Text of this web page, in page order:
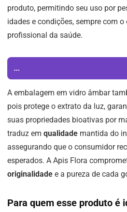
produto, permitindo seu uso por
idades e condições, sempre com
profissional da saúde.
...
A embalagem em vidro âmbar
pois protege o extrato da luz,
suas propriedades bioativas por
traduz em qualidade mantida do
assegurando que o consumidor
esperados. A Apis Flora
originalidade e a pureza de cada
Para quem esse produto é